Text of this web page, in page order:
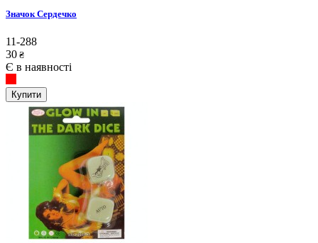
Значок Сердечко
11-288
30 ₴
Є в наявності
Купити